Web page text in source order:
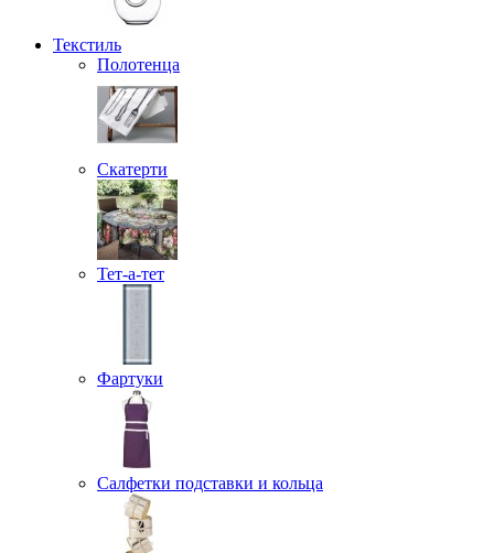
Текстиль
Полотенца
Скатерти
Тет-а-тет
Фартуки
Салфетки подставки и кольца